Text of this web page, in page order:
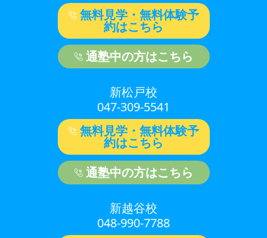
無料見学・無料体験予
約はこちら
通塾中の方はこちら
新松戸校
047-309-5541
無料見学・無料体験予
約はこちら
通塾中の方はこちら
新越谷校
048-990-7788